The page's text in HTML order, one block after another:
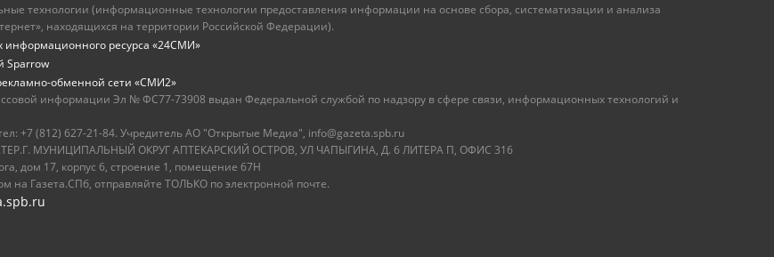
технологии (информационные технологии предоставления информации на основе сбора, систематизации и анализа
находящихся на территории Российской Федерации).
информационного ресурса «24СМИ»
Sparrow
обменной сети «СМИ2»
информации Эл № ФС77-73908 выдан Федеральной службой по надзору в сфере связи, информационных технологий и
+7 (812) 627-21-84. Учредитель АО "Открытые Медиа", info@gazeta.spb.ru
МУНИЦИПАЛЬНЫЙ ОКРУГ АПТЕКАРСКИЙ ОСТРОВ, УЛ ЧАПЫГИНА, Д. 6 ЛИТЕРА П, ОФИС 316
дом 17, корпус 6, строение 1, помещение 67Н
на Газета.СПб, отправляйте ТОЛЬКО по электронной почте.